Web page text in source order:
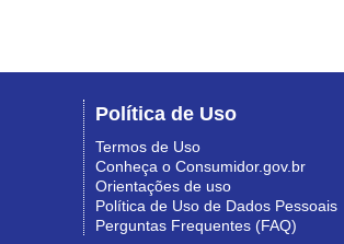
Política de Uso
Termos de Uso
Conheça o Consumidor.gov.br
Orientações de uso
Política de Uso de Dados Pessoais
Perguntas Frequentes (FAQ)